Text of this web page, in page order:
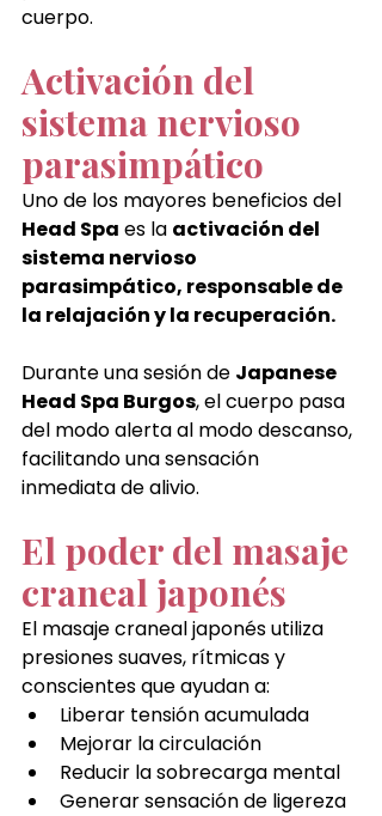
cuerpo.
Activación del
sistema nervioso
parasimpático
Uno de los mayores beneficios del
Head Spa es la activación del
sistema nervioso
parasimpático, responsable de
la relajación y la recuperación.
Durante una sesión de Japanese
Head Spa Burgos, el cuerpo pasa
del modo alerta al modo descanso,
facilitando una sensación
inmediata de alivio.
El poder del masaje
craneal japonés
El masaje craneal japonés utiliza
presiones suaves, rítmicas y
conscientes que ayudan a:
Liberar tensión acumulada
Mejorar la circulación
Reducir la sobrecarga mental
Generar sensación de ligereza